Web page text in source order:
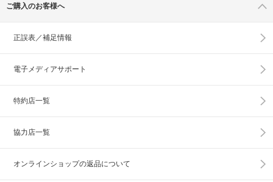
ご購入のお客様へ
正誤表／補足情報
電子メディアサポート
特約店一覧
協力店一覧
オンラインショップの返品について